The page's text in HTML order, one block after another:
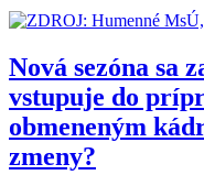
Nová sezóna sa
vstupuje do
obmeneným
zmeny?